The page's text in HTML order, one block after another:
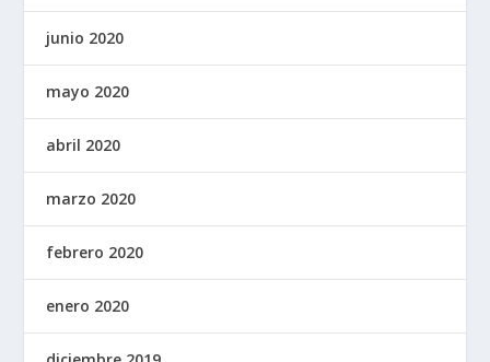
junio 2020
mayo 2020
abril 2020
marzo 2020
febrero 2020
enero 2020